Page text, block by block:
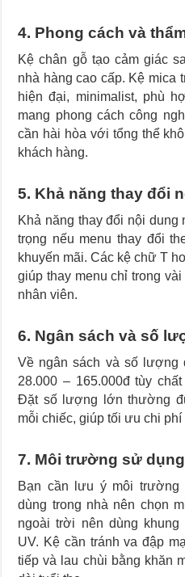
4. Phong cách và
Kệ chân gỗ tạo cảm giác
nhà hàng cao cấp. Kệ mica
hiện đại, minimalist, phù
mang phong cách công
cần hài hòa với tổng thể
khách hàng.
5. Khả năng thay đổi
Khả năng thay đổi nội dung
trọng nếu menu thay đổi
khuyến mãi. Các kệ chữ T
giúp thay menu chỉ trong
nhân viên.
6. Ngân sách và số
Về ngân sách và số lượng
28.000 – 165.000đ tùy
Đặt số lượng lớn thường
mỗi chiếc, giúp tối ưu chi phí
7. Môi trường sử
Bạn cần lưu ý môi
dùng trong nhà nên chọn
ngoài trời nên dùng
UV. Kệ cần tránh va đập
tiếp và lau chùi bằng khăn